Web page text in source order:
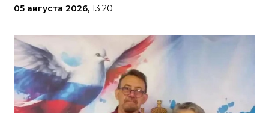
05 августа 2026, 13:20